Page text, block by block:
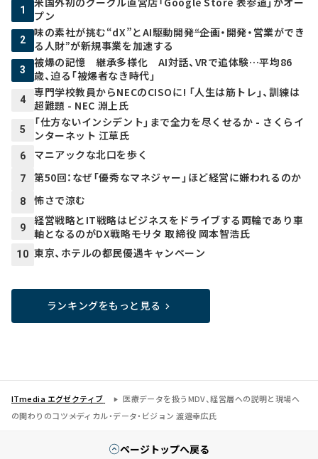
1
プン
2
味の素社が挑む“dX”とAI駆動開発――“企画・開発・営業ができ
る人財”が新規事業を加速する
3
被爆の記憶 継承多様化 AI対話、VRで追体験…平均86
歳、迫る「被爆者なき時代」
4
専門学校教員からNECのCISOに! 「人生は筋トレ」、訓練は
超難題 - NEC 淵上氏
5
「仕方ないインシデント」まで全力を尽くせるか - さくらイ
ンターネット 江草氏
6 マニアックな北口を歩く
7 第50回：なぜ「優秀なマネジャー」ほど経営に嫌われるのか
8 怖さで涼む
9
経営戦略とIT戦略はビジネスをドライブする両輪であり車
軸となるのがDX戦略――モリタ 取締役 岡本智浩氏
10 東京、ホテルの都民優遇キャンペーン
ランキングをもっと見る
ITmedia エグゼクティブ
医療データを扱うMDV、経営層への説明と現場へ
の関わりのコツ――メディカル・データ・ビジョン 渡邉幸広氏
ページトップへ戻る